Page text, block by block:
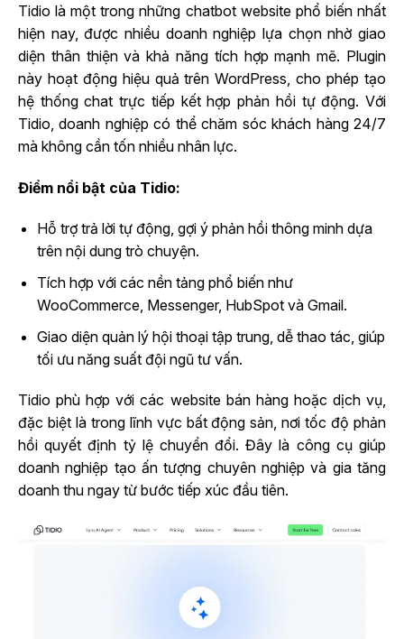
Tidio là một trong những chatbot website phổ biến nhất
hiện nay, được nhiều doanh nghiệp lựa chọn nhờ giao
diện thân thiện và khả năng tích hợp mạnh mẽ. Plugin
này hoạt động hiệu quả trên WordPress, cho phép tạo
hệ thống chat trực tiếp kết hợp phản hồi tự động. Với
Tidio, doanh nghiệp có thể chăm sóc khách hàng 24/7
mà không cần tốn nhiều nhân lực.
Điểm nổi bật của Tidio:
Hỗ trợ trả lời tự động, gợi ý phản hồi thông minh dựa
trên nội dung trò chuyện.
Tích hợp với các nền tảng phổ biến như
WooCommerce, Messenger, HubSpot và Gmail.
Giao diện quản lý hội thoại tập trung, dễ thao tác, giúp
tối ưu năng suất đội ngũ tư vấn.
Tidio phù hợp với các website bán hàng hoặc dịch vụ,
đặc biệt là trong lĩnh vực bất động sản, nơi tốc độ phản
hồi quyết định tỷ lệ chuyển đổi. Đây là công cụ giúp
doanh nghiệp tạo ấn tượng chuyên nghiệp và gia tăng
doanh thu ngay từ bước tiếp xúc đầu tiên.